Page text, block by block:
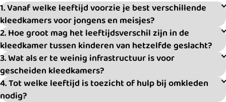
1. Vanaf welke leeftijd voorzie je best verschillende
kleedkamers voor jongens en meisjes?
2. Hoe groot mag het leeftijdsverschil zijn in de
kleedkamer tussen kinderen van hetzelfde geslacht?
3. Wat als er te weinig infrastructuur is voor
gescheiden kleedkamers?
4. Tot welke leeftijd is toezicht of hulp bij omkleden
nodig?